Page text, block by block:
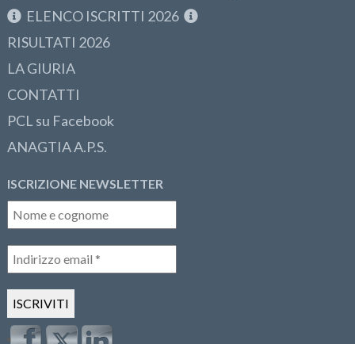
ELENCO ISCRITTI 2026
RISULTATI 2026
LA GIURIA
CONTATTI
PCL su Facebook
ANAGTIA A.P.S.
ISCRIZIONE NEWSLETTER